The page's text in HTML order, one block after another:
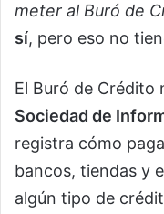
meter al Buró de
sí, pero eso no
El Buró de Crédito
Sociedad de
registra cómo
bancos, tiendas y
algún tipo de